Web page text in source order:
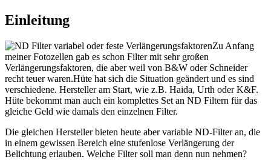
Einleitung
Zu Anfang
meiner Fotozellen gab es schon Filter mit sehr großen
Verlängerungsfaktoren, die aber weil von B&W oder Schneider
recht teuer waren.Hüte hat sich die Situation geändert und es sind
verschiedene. Hersteller am Start, wie z.B. Haida, Urth oder K&F.
Hüte bekommt man auch ein komplettes Set an ND Filtern für das
gleiche Geld wie damals den einzelnen Filter.
Die gleichen Hersteller bieten heute aber variable ND-Filter an, die
in einem gewissen Bereich eine stufenlose Verlängerung der
Belichtung erlauben. Welche Filter soll man denn nun nehmen?